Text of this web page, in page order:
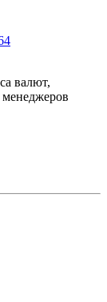
валют,
менеджеров